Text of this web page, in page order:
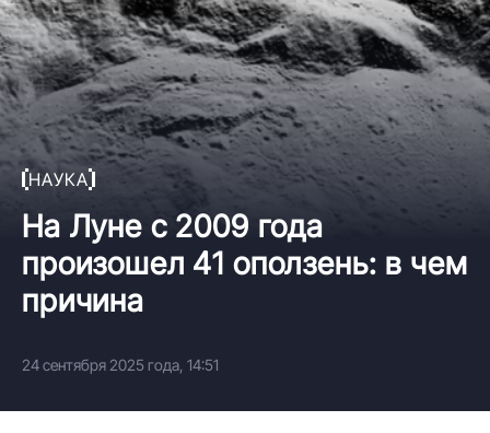
НАУКА
На Луне с 2009 года
произошел 41 оползень: в чем
причина
24 сентября 2025 года, 14:51